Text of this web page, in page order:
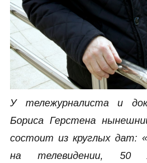
У тележурналиста и
Бориса Герстена
состоит из круглых дат:
на телевидении,